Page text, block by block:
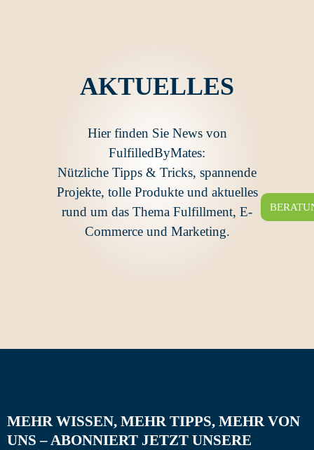
AKTUELLES
Hier finden Sie News von
FulfilledByMates:
Nützliche Tipps & Tricks, spannende
Projekte, tolle Produkte und aktuelles
rund um das Thema Fulfillment, E-
Commerce und Marketing.
MEHR WISSEN, MEHR TIPPS, MEHR VON
UNS – ABONNIERT JETZT UNSERE